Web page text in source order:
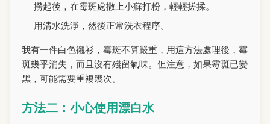
撈起後，在霉斑處撒上小蘇打粉，輕輕搓揉。
用清水洗淨，然後正常洗衣程序。
我有一件白色襯衫，霉斑不算嚴重，用這方法處理後，霉
斑幾乎消失，而且沒有殘留氣味。但注意，如果霉斑已變
黑，可能需要重複幾次。
方法二：小心使用漂白水